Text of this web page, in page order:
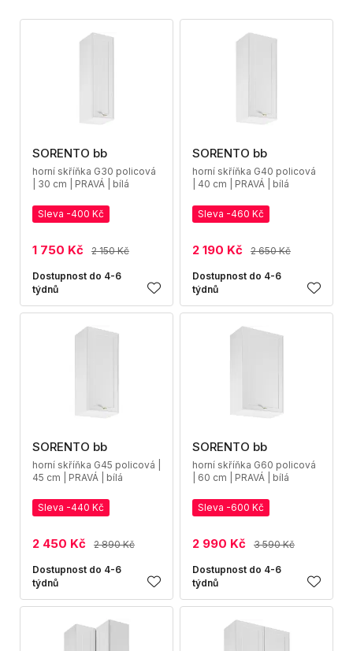
SORENTO bb
horní skříňka G30 policová
| 30 cm | PRAVÁ | bílá
Sleva -400 Kč
1 750 Kč 2 150 Kč
Dostupnost do 4-6
týdnů
SORENTO bb
horní skříňka G40 policová
| 40 cm | PRAVÁ | bílá
Sleva -460 Kč
2 190 Kč 2 650 Kč
Dostupnost do 4-6
týdnů
SORENTO bb
horní skříňka G45 policová |
45 cm | PRAVÁ | bílá
Sleva -440 Kč
2 450 Kč 2 890 Kč
Dostupnost do 4-6
týdnů
SORENTO bb
horní skříňka G60 policová
| 60 cm | PRAVÁ | bílá
Sleva -600 Kč
2 990 Kč 3 590 Kč
Dostupnost do 4-6
týdnů